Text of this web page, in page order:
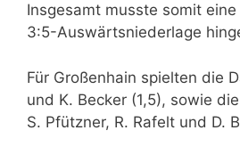
Insgesamt musste somit
3:5-Auswärtsniederlage
Für Großenhain spielten die
und K. Becker (1,5), sowie
S. Pfützner, R. Rafelt und D.